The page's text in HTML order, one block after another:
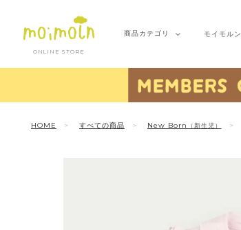
ONLINE STORE
商品カテゴリ モイモルン
HOME すべての商品 New Born （新生児）